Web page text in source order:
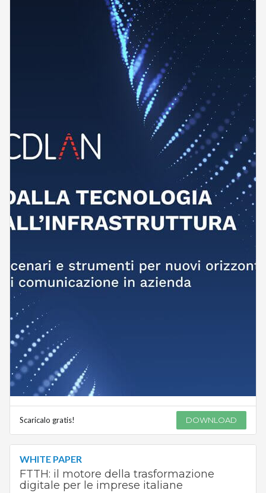
Scaricalo gratis! DOWNLOAD
WHITE PAPER
FTTH: il motore della trasformazione
digitale per le imprese italiane